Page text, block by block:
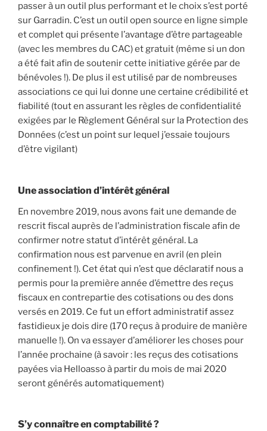
passer à un outil plus performant et le choix s’est porté
sur Garradin. C’est un outil open source en ligne simple
et complet qui présente l’avantage d’être partageable
(avec les membres du CAC) et gratuit (même si un don
a été fait afin de soutenir cette initiative gérée par de
bénévoles !). De plus il est utilisé par de nombreuses
associations ce qui lui donne une certaine crédibilité et
fiabilité (tout en assurant les règles de confidentialité
exigées par le Règlement Général sur la Protection des
Données (c’est un point sur lequel j’essaie toujours
d’être vigilant)
Une association d’intérêt général
En novembre 2019, nous avons fait une demande de
rescrit fiscal auprès de l’administration fiscale afin de
confirmer notre statut d’intérêt général. La
confirmation nous est parvenue en avril (en plein
confinement !). Cet état qui n’est que déclaratif nous a
permis pour la première année d’émettre des reçus
fiscaux en contrepartie des cotisations ou des dons
versés en 2019. Ce fut un effort administratif assez
fastidieux je dois dire (170 reçus à produire de manière
manuelle !). On va essayer d’améliorer les choses pour
l’année prochaine (à savoir : les reçus des cotisations
payées via Helloasso à partir du mois de mai 2020
seront générés automatiquement)
S’y connaître en comptabilité ?